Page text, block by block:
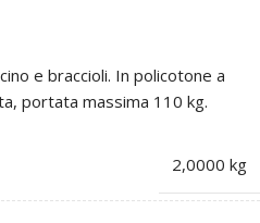
e braccioli. In policotone a
portata massima 110 kg.
2,0000 kg